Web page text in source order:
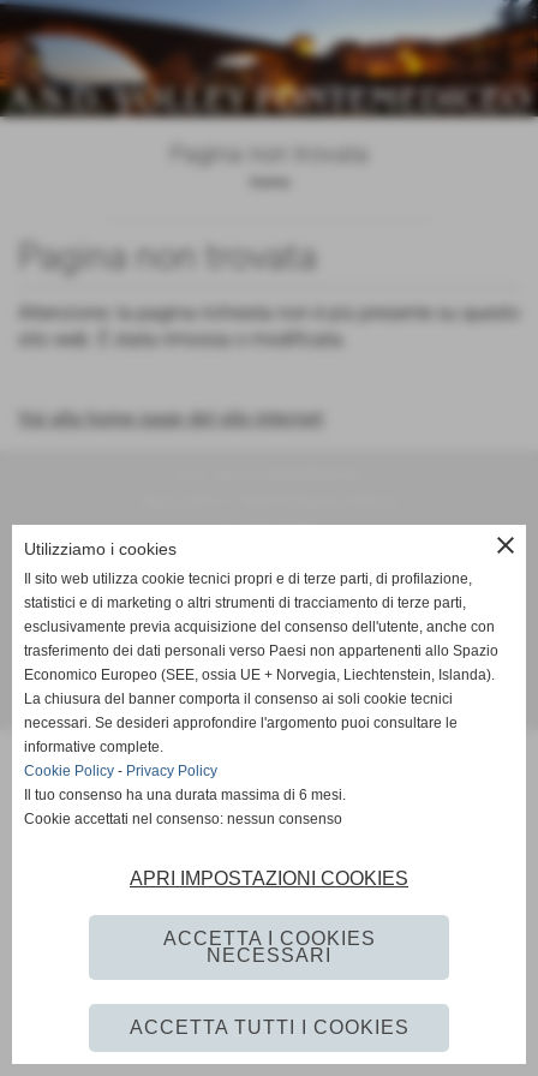
Pagina non trovata
Pagina non trovata
Attenzione: la pagina richiesta non è più presente su questo
sito web. È stata rimossa o modificata.
Vai alla home page del sito internet
P.I. 03821640483
Via Pieraccioni, 13 - San Francesco - Pelago (FI) - Via di Rosano, 6 - Pontassieve (FI)
info@volleypontemediceo.it
Privacy Policy
Realizzazione siti web www.sitoper.it
close
Utilizziamo i cookies
Il sito web utilizza cookie tecnici propri e di terze parti, di profilazione,
statistici e di marketing o altri strumenti di tracciamento di terze parti,
esclusivamente previa acquisizione del consenso dell'utente, anche con
trasferimento dei dati personali verso Paesi non appartenenti allo Spazio
Economico Europeo (SEE, ossia UE + Norvegia, Liechtenstein, Islanda).
La chiusura del banner comporta il consenso ai soli cookie tecnici
necessari. Se desideri approfondire l'argomento puoi consultare le
informative complete.
Cookie Policy - Privacy Policy
Il tuo consenso ha una durata massima di 6 mesi.
Cookie accettati nel consenso: nessun consenso
APRI IMPOSTAZIONI COOKIES
ACCETTA I COOKIES
NECESSARI
ACCETTA TUTTI I COOKIES